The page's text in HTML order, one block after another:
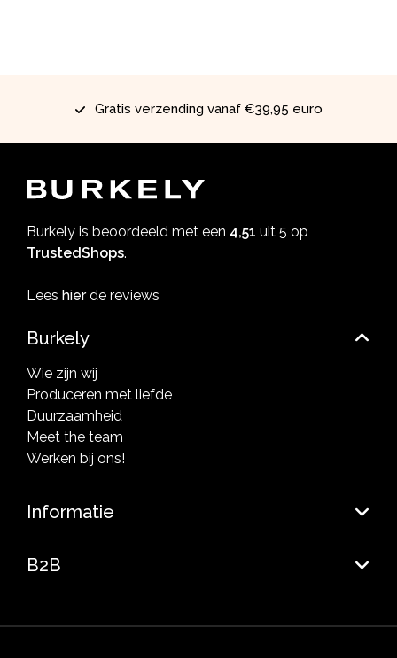
Gratis verzending vanaf €39,95 euro
Burkely is beoordeeld met een 4,51 uit 5 op
TrustedShops.
Lees hierde reviews
Burkely
Wie zijn wij
Produceren met liefde
Duurzaamheid
Meet the team
Werken bij ons!
Informatie
B2B